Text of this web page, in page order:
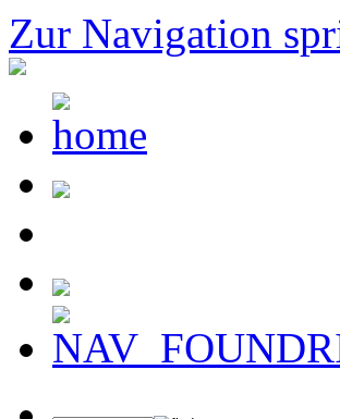
Zur Navigation